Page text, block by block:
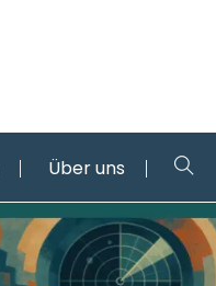
Über uns